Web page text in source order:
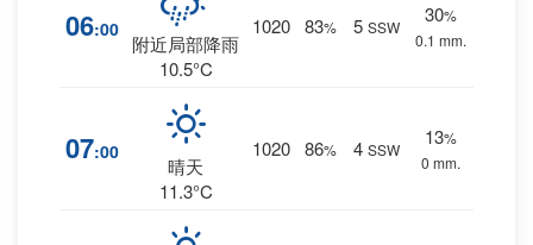
06:00
附近局部降雨
10.5°C
1020 83% 5 SSW
30%
0.1 mm.
07:00
晴天
11.3°C
1020 86% 4 SSW
13%
0 mm.